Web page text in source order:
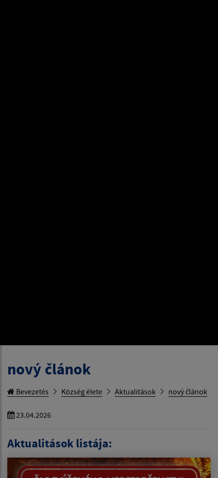
nový článok
Bevezetés Község élete Aktualitások nový článok
23.04.2026
Aktualitások listája: